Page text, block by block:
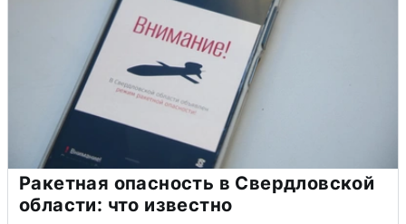
Ракетная опасность в Свердловской
области: что известно